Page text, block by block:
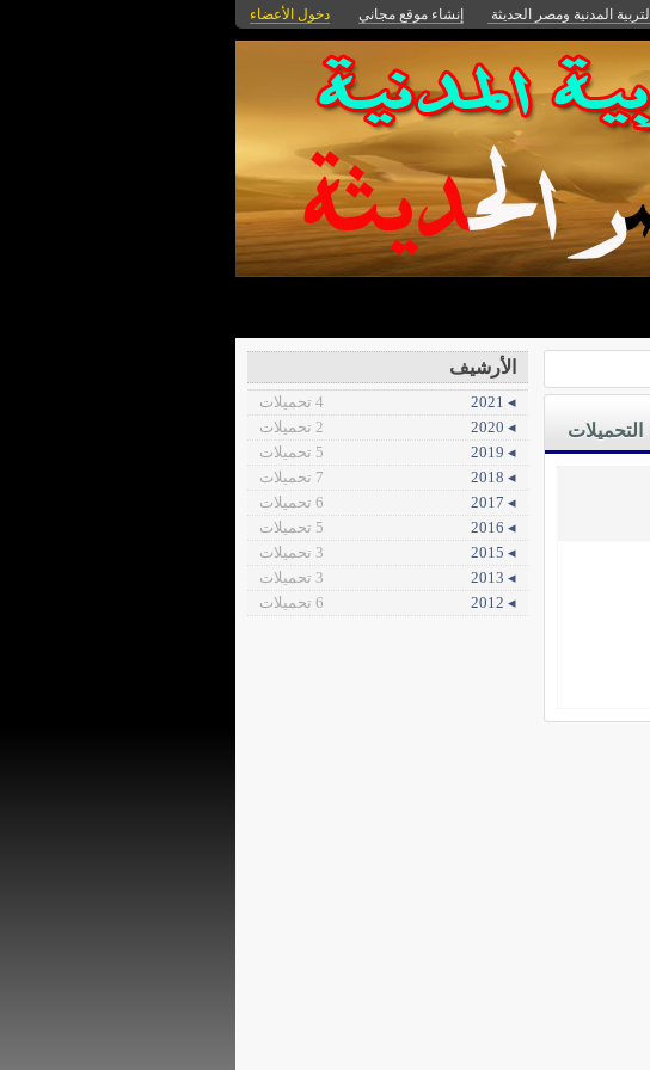
التربية المدنية ومصر الحديثة إنشاء موقع مجاني دخول الأعضاء
التحميلات
الأرشيف
◂ 2021
4 تحميلات
◂ 2020
2 تحميلات
◂ 2019
5 تحميلات
◂ 2018
7 تحميلات
◂ 2017
6 تحميلات
◂ 2016
5 تحميلات
◂ 2015
3 تحميلات
◂ 2013
3 تحميلات
◂ 2012
6 تحميلات